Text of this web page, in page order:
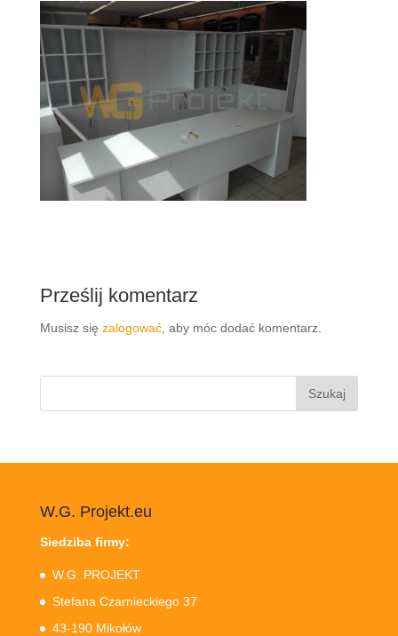
Prześlij komentarz
Musisz się zalogować, aby móc dodać komentarz.
Szukaj:
W.G. Projekt.eu
Siedziba firmy:
W.G. PROJEKT
Stefana Czarnieckiego 37
43-190 Mikołów